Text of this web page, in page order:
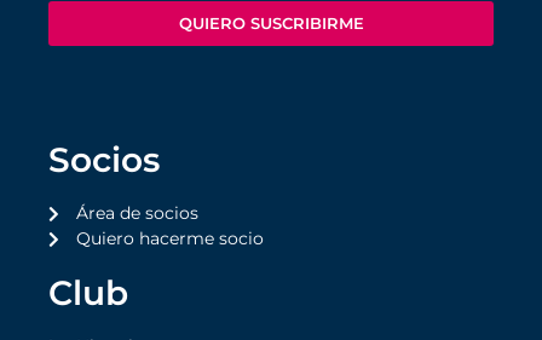
QUIERO SUSCRIBIRME
Socios
Área de socios
Quiero hacerme socio
Club